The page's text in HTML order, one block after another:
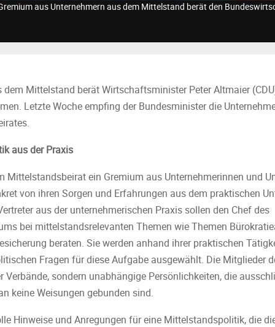
aus Unternehmern aus dem Mittelstand berät den
dem Mittelstand berät Wirtschaftsminister Peter Altmaier
Letzte Woche empfing der Bundesminister die
aus der Praxis
Mittelstandsbeirat ein Gremium aus Unternehmerinnen und
von ihren Sorgen und Erfahrungen aus dem praktischen
aus der unternehmerischen Praxis sollen den Chef des
bei mittelstandsrelevanten Themen wie Themen
beraten. Sie werden anhand ihrer praktischen
Fragen für diese Aufgabe ausgewählt. Die Mitglieder
Verbände, sondern unabhängige Persönlichkeiten, die
keine Weisungen gebunden sind.
Hinweise und Anregungen für eine Mittelstandspolitik, die